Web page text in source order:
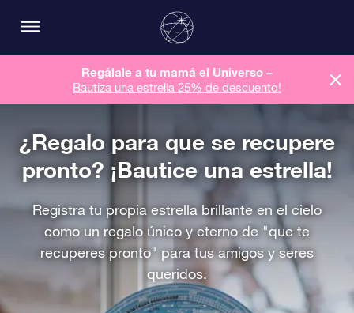
Regálale a tu mamá el Universo –
Bautiza una estrella 25% de descuento!
¿Regalo para que se recupere
pronto? ¡Bautice una estrella!
Registra tu propia estrella brillante en el cielo
como un regalo único y eterno de "que te
recuperes pronto" para tus amigos y seres
queridos.